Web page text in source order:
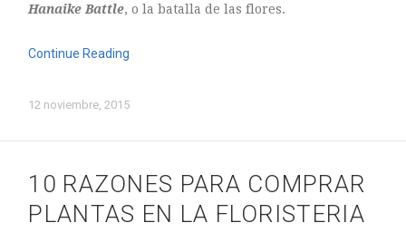
Hanaike Battle, o la batalla de las flores.
Continue Reading
12 noviembre, 2015
10 RAZONES PARA COMPRAR
PLANTAS EN LA FLORISTERIA